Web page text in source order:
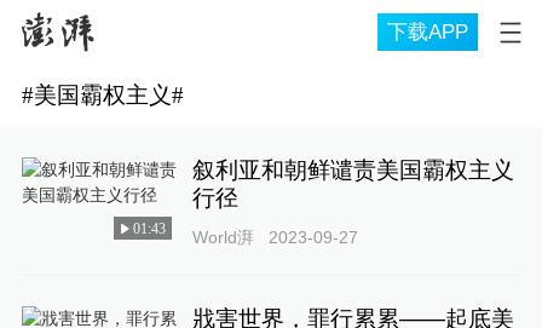
下载APP
#美国霸权主义#
01:43
叙利亚和朝鲜谴责美国霸权主义
行径
World湃 2023-09-27
戕害世界，罪行累累——起底美